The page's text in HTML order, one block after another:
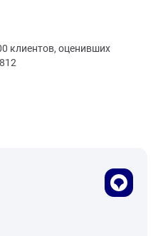
клиентов, оценивших